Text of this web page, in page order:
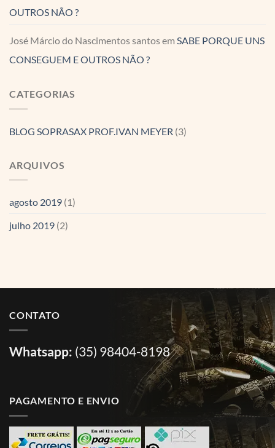
OUTROS NÃO ?
José Márcio do Nascimentos santosem SABE PORQUE UNS
CONSEGUEM E OUTROS NÃO ?
CATEGORIAS
BLOG SOPRASAX PROF.IVAN MEYER (3)
ARQUIVOS
agosto 2019 (1)
julho 2019 (2)
CONTATO
Whatsapp: (35) 98404-8198
PAGAMENTO E ENVIO